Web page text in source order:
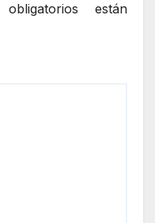
están